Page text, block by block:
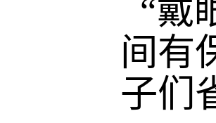
“戴
间有
子们